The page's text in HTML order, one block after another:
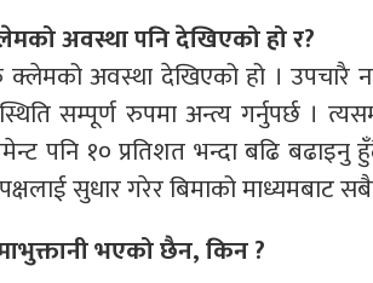
अवस्था पनि देखिएको हो र?
अवस्था देखिएको हो । उपचारै
सम्पूर्ण रुपमा अन्त्य गर्नुपर्छ ।
पनि १० प्रतिशत भन्दा बढि
सुधार गरेर बिमाको माध्यमबाट
भएको छैन, किन ?